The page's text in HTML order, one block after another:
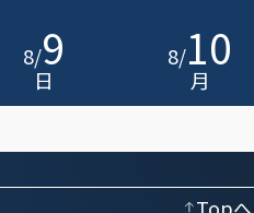
8/9
日
8/10
月